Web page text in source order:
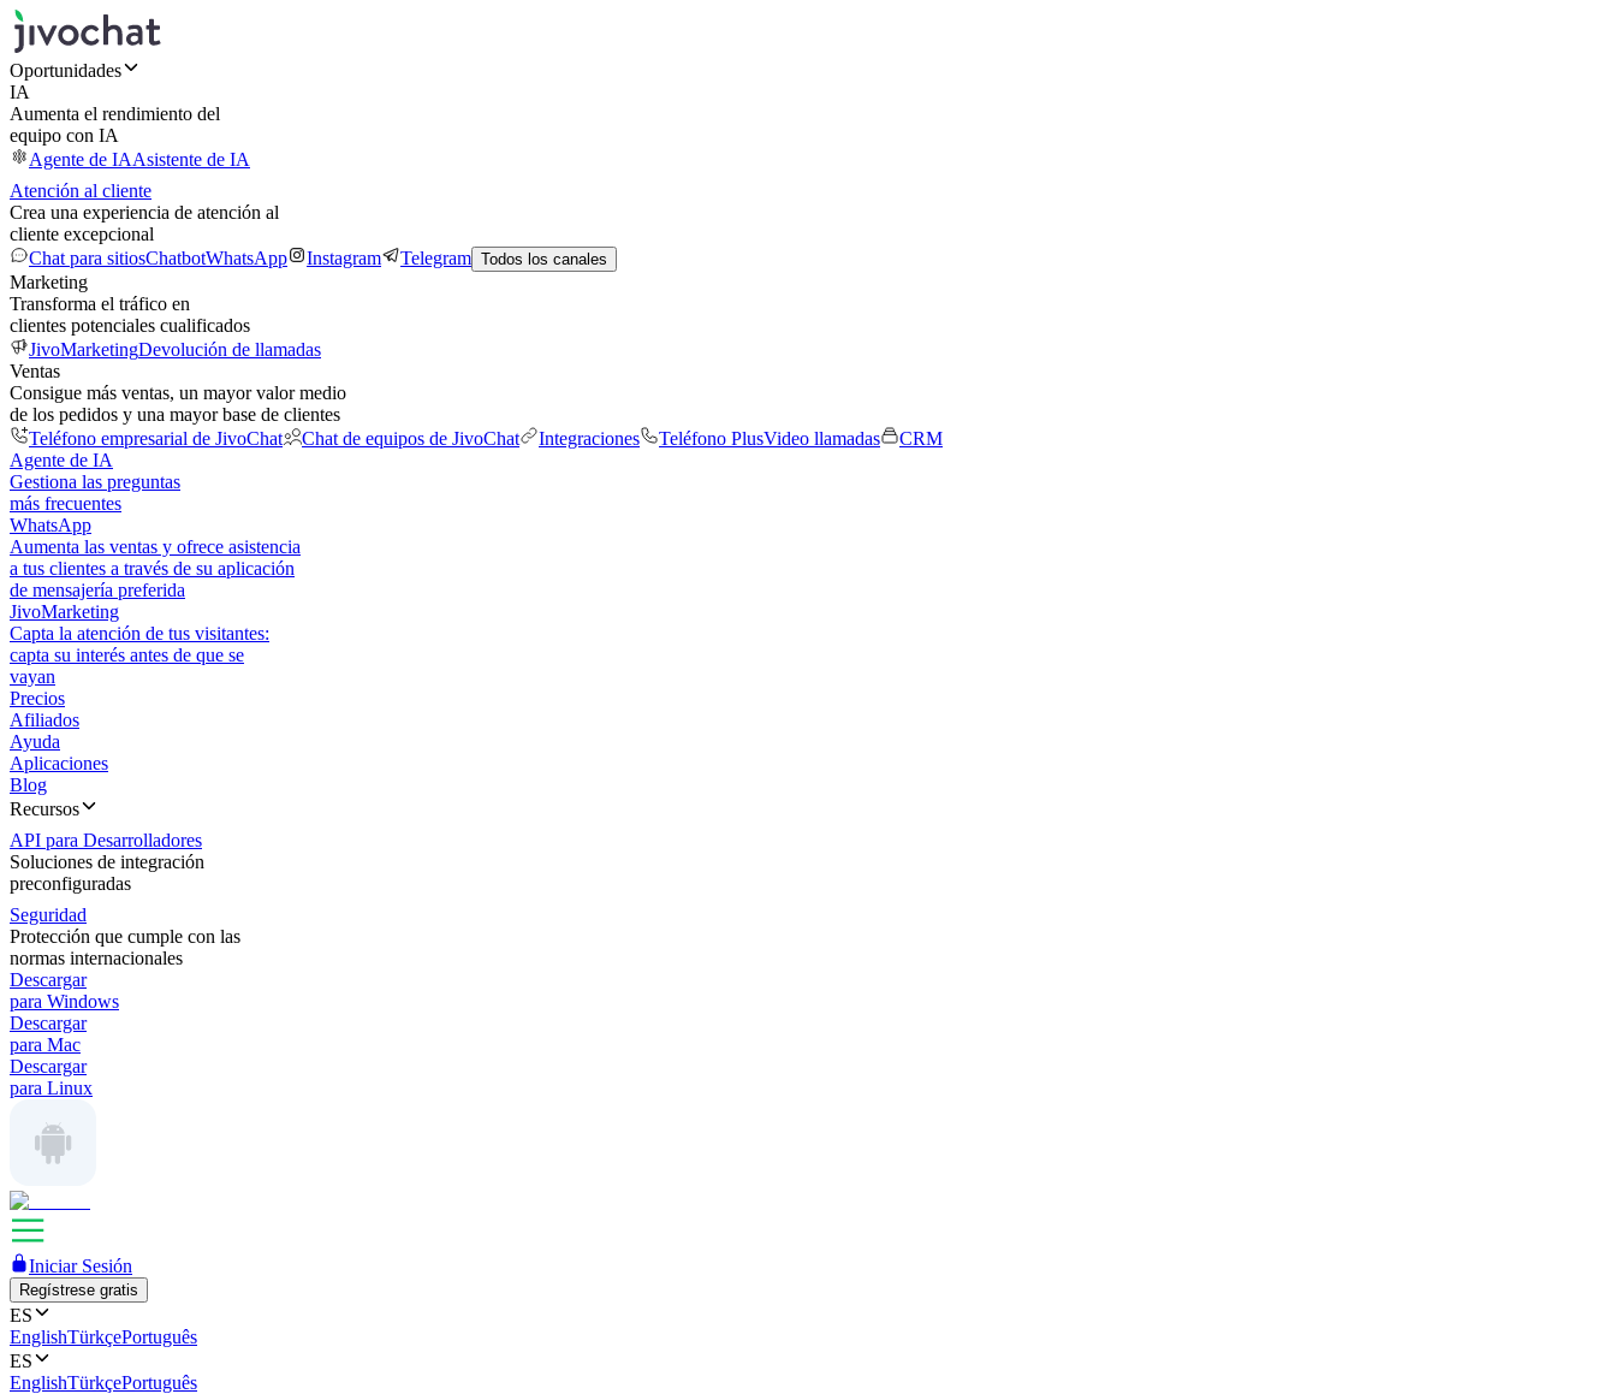
Oportunidades
IA
Aumenta el rendimiento del
equipo con IA
Agente de IAAsistente de IA
Atención al cliente
Crea una experiencia de atención al
cliente excepcional
Chat para sitiosChatbotWhatsApp Instagram Telegram Todos los canales
Marketing
Transforma el tráfico en
clientes potenciales cualificados
JivoMarketingDevolución de llamadas
Ventas
Consigue más ventas, un mayor valor medio
de los pedidos y una mayor base de clientes
Teléfono empresarial de JivoChat
Chat de equipos de JivoChat Integraciones Teléfono PlusVideo llamadas
CRM
Agente de IA
Gestiona las preguntas
más frecuentes
WhatsApp
Aumenta las ventas y ofrece asistencia
a tus clientes a través de su aplicación
de mensajería preferida
JivoMarketing
Capta la atención de tus visitantes:
capta su interés antes de que se
vayan
Precios
Afiliados
Ayuda
Aplicaciones
Blog
Recursos
API para Desarrolladores
Soluciones de integración
preconfiguradas
Seguridad
Protección que cumple con las
normas internacionales
Descargar
para Windows
Descargar
para Mac
Descargar
para Linux
Iniciar Sesión
Regístrese gratis
ES
EnglishTürkçePortuguês
ES
EnglishTürkçePortuguês